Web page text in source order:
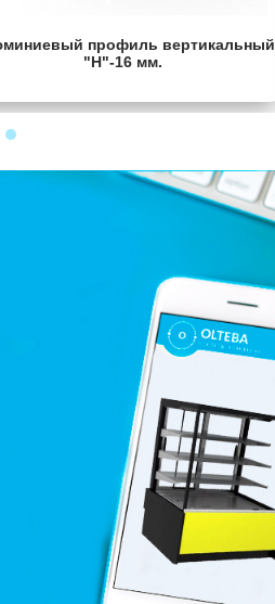
профиль вертикальный
"Н"-16 мм.